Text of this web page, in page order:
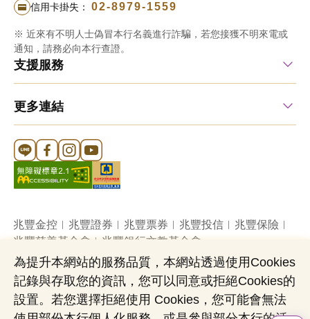
信用卡掛失： 02-8979-1559
※ 近來有不明人士偽冒本行名義進行詐騙，若您接獲不明來電或
通知，請務必向本行查證。
支援服務
更多連結
Line 官方帳號
FB 官方帳號
Instagram 官方帳號
YouTube 官方帳號
兆豐金控 兆豐證券 兆豐票券 兆豐投信
兆豐保險
兆豐慈善基金會
兆豐銀行文教基金會
網站導覽 法定公開揭露事項
機構投資人盡職治理
隱私權聲明
共同行銷專區 國內外幣清算
為提升本網站的服務品質，本網站透過使用Cookies
記錄與存取您的資訊，您可以同意或拒絕Cookies的
設置。若您選擇拒絕使用 Cookies，您可能會無法